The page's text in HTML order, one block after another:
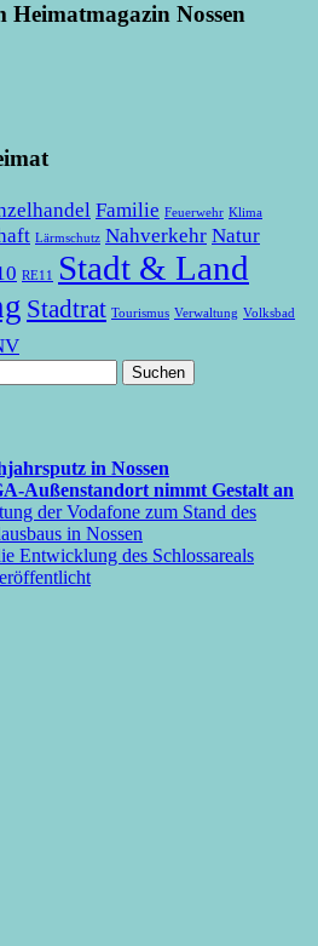
Heimatmagazin Nossen
Familie Feuerwehr Klima
Lärmschutz Nahverkehr Natur
RE11 Stadt & Land
Stadtrat Tourismus Verwaltung Volksbad
Suchen
in Nossen
Außenstandort nimmt Gestalt an
der Vodafone zum Stand des
in Nossen
Entwicklung des Schlossareals